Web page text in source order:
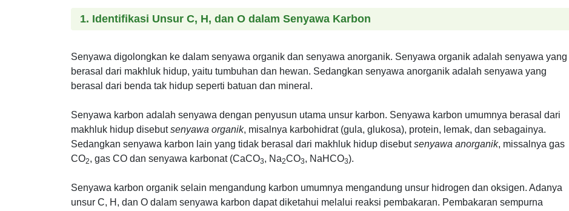
1. Identifikasi Unsur C, H, dan O dalam Senyawa Karbon
Senyawa digolongkan ke dalam senyawa organik dan senyawa anorganik. Senyawa organik adalah senyawa yang
berasal dari makhluk hidup, yaitu tumbuhan dan hewan. Sedangkan senyawa anorganik adalah senyawa yang
berasal dari benda tak hidup seperti batuan dan mineral.
Senyawa karbon adalah senyawa dengan penyusun utama unsur karbon. Senyawa karbon umumnya berasal dari
makhluk hidup disebutsenyawa organik, misalnya karbohidrat (gula, glukosa), protein, lemak, dan sebagainya.
Sedangkan senyawa karbon lain yang tidak berasal dari makhluk hidup disebutsenyawa anorganik, missalnya gas
CO2, gas CO dan senyawa karbonat (CaCO3, Na2CO3, NaHCO3).
Senyawa karbon organik selain mengandung karbon umumnya mengandung unsur hidrogen dan oksigen. Adanya
unsur C, H, dan O dalam senyawa karbon dapat diketahui melalui reaksi pembakaran. Pembakaran sempurna